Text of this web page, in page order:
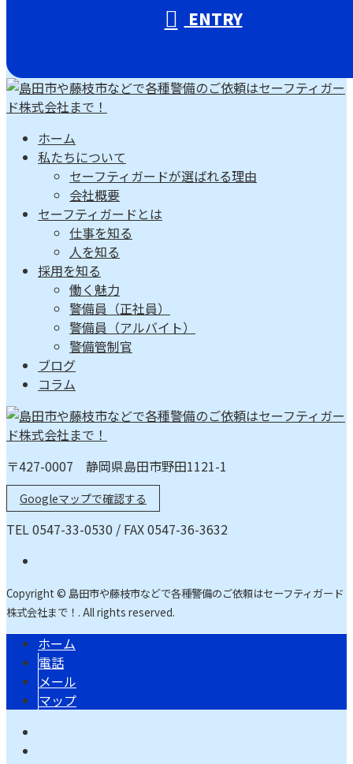
ENTRY
ホーム
私たちについて
セーフティガードが選ばれる理由
会社概要
セーフティガードとは
仕事を知る
人を知る
採用を知る
働く魅力
警備員（正社員）
警備員（アルバイト）
警備管制官
ブログ
コラム
〒427-0007 静岡県島田市野田1121-1
Googleマップで確認する
TEL 0547-33-0530 / FAX 0547-36-3632
Copyright © 島田市や藤枝市などで各種警備のご依頼はセーフティガード
株式会社まで！. All rights reserved.
ホーム
電話
メール
マップ